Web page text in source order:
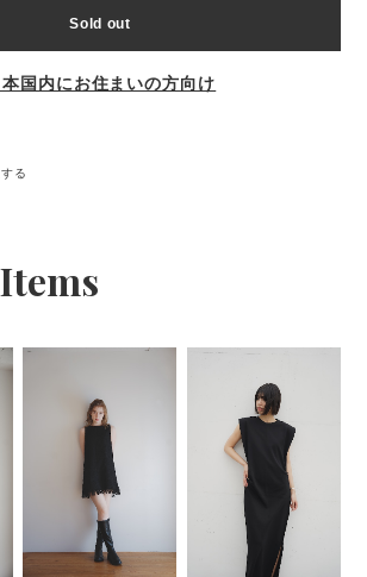
Sold out
本国内にお住まいの方向け
る